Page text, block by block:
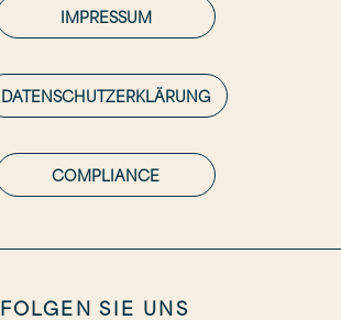
IMPRESSUM
DATENSCHUTZERKLÄRUNG
COMPLIANCE
FOLGEN SIE UNS